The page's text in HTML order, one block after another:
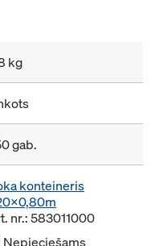
kg
gab.
konteineris
nr.: 583011000
Nepieciešams